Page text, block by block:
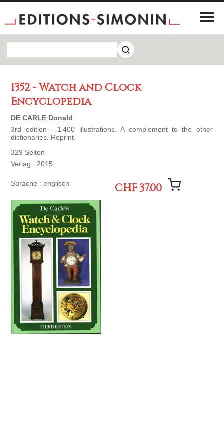
1352 - Watch and Clock
Encyclopedia
DE CARLE Donald
3rd edition - 1'400 illustrations. A complement to the other
dictionaries. Reprint.
329 Seiten
Verlag : 2015
Sprache : englisch CHF 37.00